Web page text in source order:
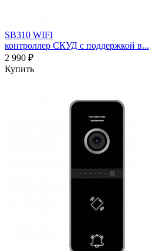
SB310 WIFI
контроллер СКУД с поддержкой в...
2 990 ₽
Купить